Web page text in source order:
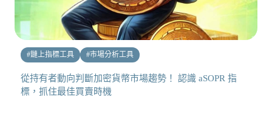
#鏈上指標工具 #市場分析工具
從持有者動向判斷加密貨幣市場趨勢！ 認識 aSOPR 指
標，抓住最佳買賣時機